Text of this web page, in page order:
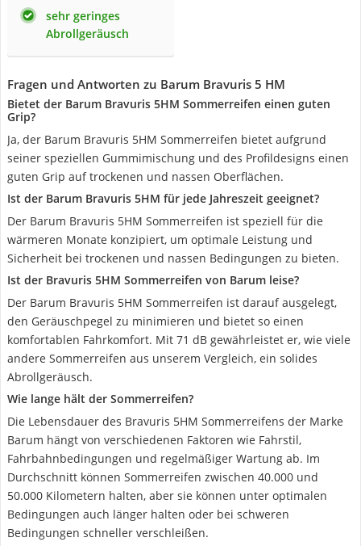
sehr geringes
Abrollgeräusch
Fragen und Antworten zu Barum Bravuris 5 HM
Bietet der Barum Bravuris 5HM Sommerreifen einen guten
Grip?
Ja, der Barum Bravuris 5HM Sommerreifen bietet aufgrund
seiner speziellen Gummimischung und des Profildesigns einen
guten Grip auf trockenen und nassen Oberflächen.
Ist der Barum Bravuris 5HM für jede Jahreszeit geeignet?
Der Barum Bravuris 5HM Sommerreifen ist speziell für die
wärmeren Monate konzipiert, um optimale Leistung und
Sicherheit bei trockenen und nassen Bedingungen zu bieten.
Ist der Bravuris 5HM Sommerreifen von Barum leise?
Der Barum Bravuris 5HM Sommerreifen ist darauf ausgelegt,
den Geräuschpegel zu minimieren und bietet so einen
komfortablen Fahrkomfort. Mit 71 dB gewährleistet er, wie viele
andere Sommerreifen aus unserem Vergleich, ein solides
Abrollgeräusch.
Wie lange hält der Sommerreifen?
Die Lebensdauer des Bravuris 5HM Sommerreifens der Marke
Barum hängt von verschiedenen Faktoren wie Fahrstil,
Fahrbahnbedingungen und regelmäßiger Wartung ab. Im
Durchschnitt können Sommerreifen zwischen 40.000 und
50.000 Kilometern halten, aber sie können unter optimalen
Bedingungen auch länger halten oder bei schweren
Bedingungen schneller verschleißen.